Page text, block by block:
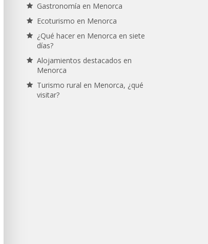
Gastronomía en Menorca
Ecoturismo en Menorca
¿Qué hacer en Menorca en siete
días?
Alojamientos destacados en
Menorca
Turismo rural en Menorca, ¿qué
visitar?